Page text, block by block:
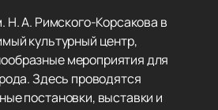
Н. А. Римского-Корсакова в
культурный центр,
мероприятия для
Здесь проводятся
постановки, выставки и